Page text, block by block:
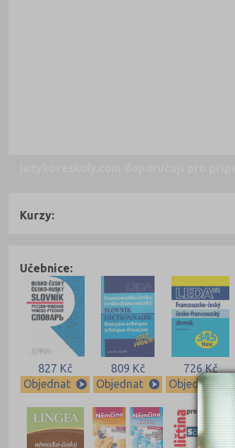
Kurzy:
Učebnice:
827 Kč
Objednat
809 Kč
Objednat
726 Kč
Objednat